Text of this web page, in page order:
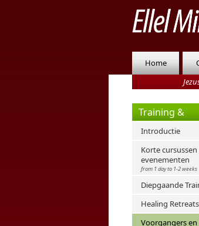
Home
Training &
Genezing
Introductie
Korte cursussen
evenementen
from 1 day to 1-2 weeks
Diepgaande
Healing Retreats
Voorgangers en